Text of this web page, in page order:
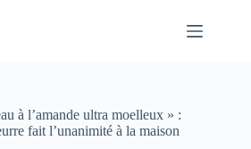
à l’amande ultra moelleux » :
fait l’unanimité à la maison